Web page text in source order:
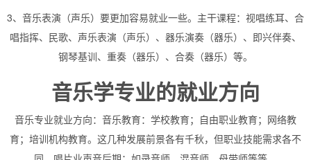
3、音乐表演（声乐）要更加容易就业一些。主干课程：视唱练耳、合
唱指挥、民歌、声乐表演（声乐）、器乐演奏（器乐）、即兴伴奏、
钢琴基训、重奏（器乐）、合奏（器乐）等。
音乐学专业的就业方向
音乐专业就业方向：音乐教育：学校教育；自由职业教育；网络教
育；培训机构教育。这几种发展前景各有千秋，但职业技能需求各不